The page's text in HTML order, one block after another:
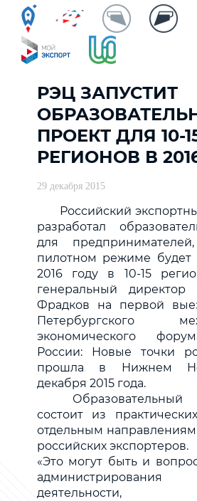
РЭЦ ЗАПУСТИТ
ПРОЕКТ ДЛЯ 10-
РЕГИОНОВ В
29 декабря 2015
Российский
разработал
для
пилотном режиме будет
2016 году в 10-15
генеральный
Фрадков на первой
Петербургского
экономического
России: Новые точки
прошла в Нижнем
декабря 2015 года.
состоит из
отдельным направлениям
российских экспортеров.
«Это могут быть и
администрирования
деятельности,